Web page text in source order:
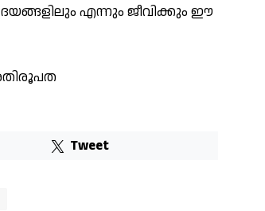
എന്നും ജീവിക്കും ഈ
Tweet